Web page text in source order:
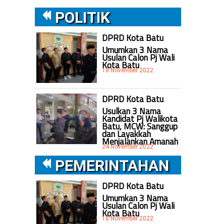
POLITIK
DPRD Kota Batu
Umumkan 3 Nama
Usulan Calon Pj Wali
Kota Batu
18 November 2022
DPRD Kota Batu
Usulkan 3 Nama
Kandidat Pj Walikota
Batu, MCW: Sanggup
dan Layakkah
Menjalankan Amanah
24 November 2022
PEMERINTAHAN
DPRD Kota Batu
Umumkan 3 Nama
Usulan Calon Pj Wali
Kota Batu
18 November 2022